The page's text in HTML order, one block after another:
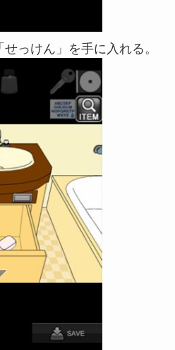
っけん」を手に入れる。